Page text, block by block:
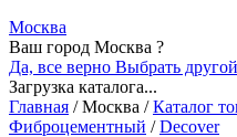
Москва
Ваш город Москва ?
Да, все верно Выбрать другой
Загрузка каталога...
Главная /Москва / Каталог
Фиброцементный / Decover